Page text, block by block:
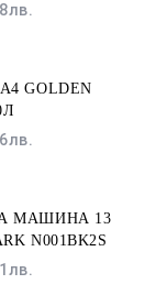
GOLDEN
МАШИНА 13
N001BK2S